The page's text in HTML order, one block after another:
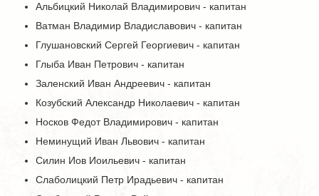
Альбицкий Николай Владимирович - капитан
Ватман Владимир Владиславович - капитан
Глушановский Сергей Георгиевич - капитан
Глыба Иван Петрович - капитан
Заленский Иван Андреевич - капитан
Козубский Александр Николаевич - капитан
Носков Федот Владимирович - капитан
Неминущий Иван Львович - капитан
Силин Иов Иоильевич - капитан
Слаболицкий Петр Ирадьевич - капитан